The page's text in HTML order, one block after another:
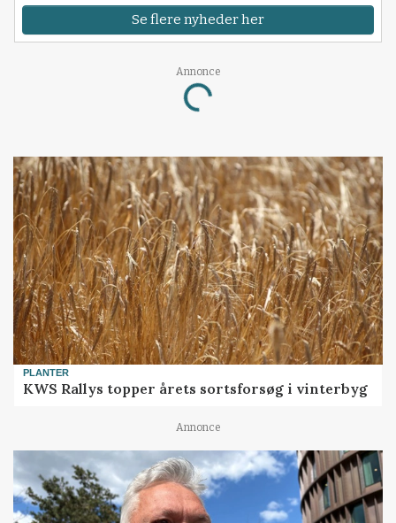
Se flere nyheder her
Annonce
Loading...
PLANTER
KWS Rallys topper årets sortsforsøg i vinterbyg
Annonce